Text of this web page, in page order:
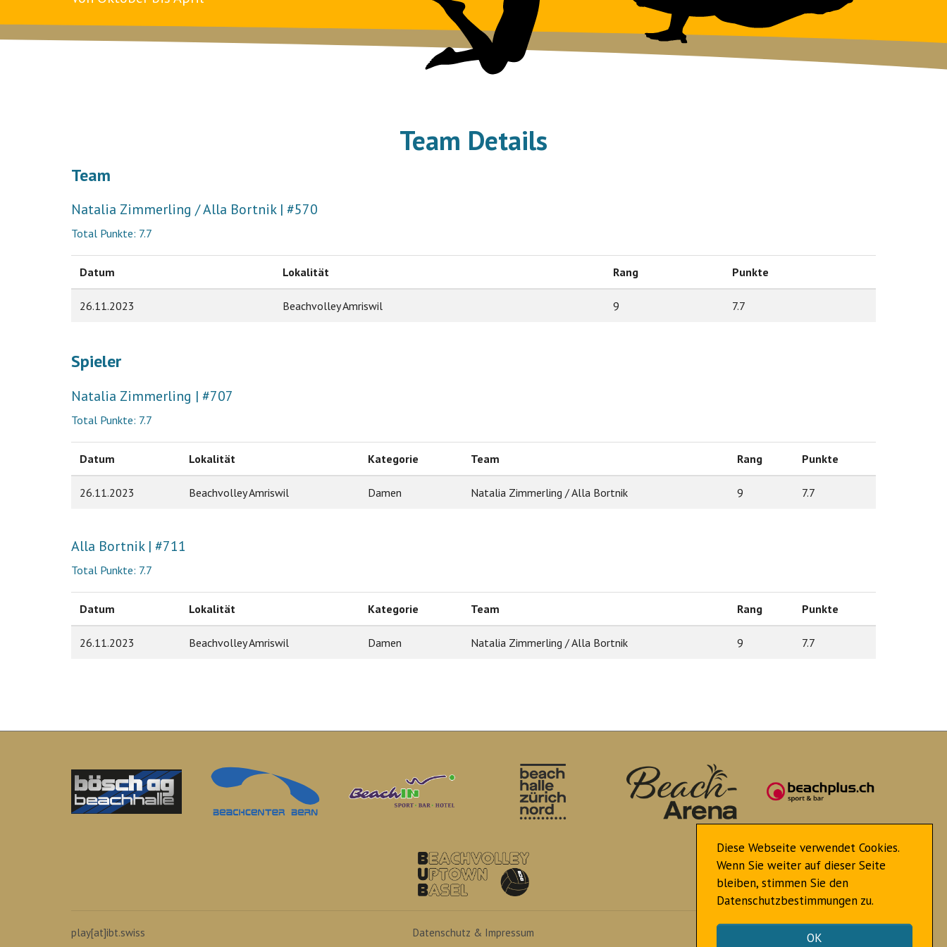
Diese Webseite verwendet Cookies.
Wenn Sie weiter auf dieser Seite
bleiben, stimmen Sie den
Datenschutzbestimmungen zu.
OK
Team Details
Team
Natalia Zimmerling / Alla Bortnik | #570
Total Punkte: 7.7
Datum Lokalität Rang Punkte
26.11.2023 Beachvolley Amriswil 9 7.7
Spieler
Natalia Zimmerling | #707
Total Punkte: 7.7
Datum Lokalität Kategorie Team Rang Punkte
26.11.2023 Beachvolley Amriswil Damen Natalia Zimmerling / Alla Bortnik 9 7.7
Alla Bortnik | #711
Total Punkte: 7.7
Datum Lokalität Kategorie Team Rang Punkte
26.11.2023 Beachvolley Amriswil Damen Natalia Zimmerling / Alla Bortnik 9 7.7
play[at]ibt.swiss Datenschutz & Impressum